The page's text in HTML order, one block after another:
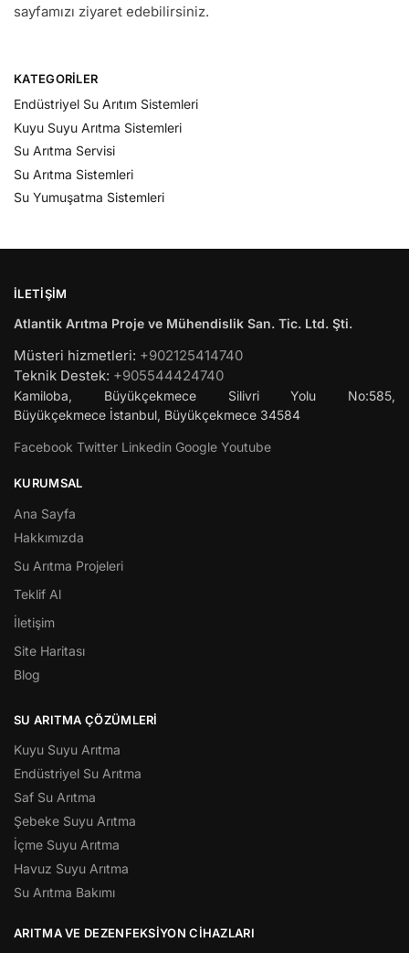
sayfamızı ziyaret edebilirsiniz.
KATEGORILER
Endüstriyel Su Arıtım Sistemleri
Kuyu Suyu Arıtma Sistemleri
Su Arıtma Servisi
Su Arıtma Sistemleri
Su Yumuşatma Sistemleri
İLETIŞIM
Atlantik Arıtma Proje ve Mühendislik San. Tic. Ltd. Şti.
Müsteri hizmetleri: +902125414740
Teknik Destek: +905544424740
Kamiloba, Büyükçekmece Silivri Yolu No:585,
Büyükçekmece İstanbul, Büyükçekmece 34584
Facebook Twitter Linkedin Google Youtube
KURUMSAL
Ana Sayfa
Hakkımızda
Su Arıtma Projeleri
Teklif Al
İletişim
Site Haritası
Blog
SU ARITMA ÇÖZÜMLERI
Kuyu Suyu Arıtma
Endüstriyel Su Arıtma
Saf Su Arıtma
Şebeke Suyu Arıtma
İçme Suyu Arıtma
Havuz Suyu Arıtma
Su Arıtma Bakımı
ARITMA VE DEZENFEKSIYON CIHAZLARI